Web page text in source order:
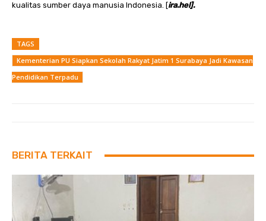
kualitas sumber daya manusia Indonesia. [ira.hel].
TAGS
Kementerian PU Siapkan Sekolah Rakyat Jatim 1 Surabaya Jadi Kawasan
Pendidikan Terpadu
BERITA TERKAIT